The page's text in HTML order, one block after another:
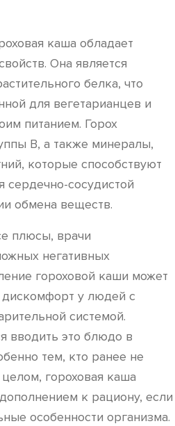
каша обладает
Она является
белка, что
для вегетарианцев и
питанием. Горох
B, а также минералы,
которые способствуют
сосудистой
обмена веществ.
плюсы, врачи
негативных
гороховой каши может
у людей с
системой.
вводить это блюдо в
тем, кто ранее не
гороховая каша
к рациону, если
особенности организма.